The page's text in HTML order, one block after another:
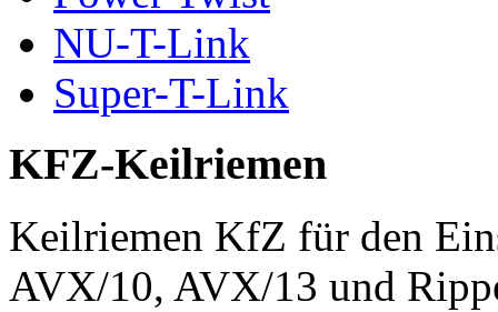
NU-T-Link
Super-T-Link
KFZ-Keilriemen
Keilriemen KfZ für den
AVX/10, AVX/13 und